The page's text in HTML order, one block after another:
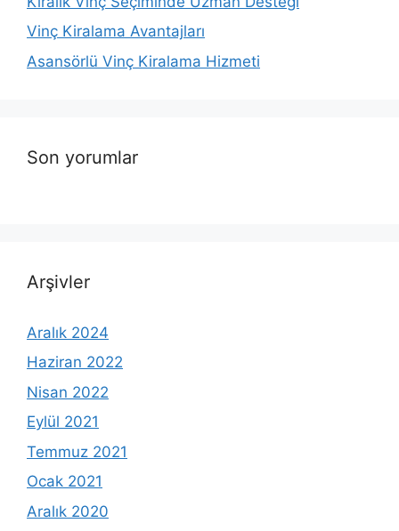
Vinç Kiralama Avantajları
Asansörlü Vinç Kiralama Hizmeti
Son yorumlar
Arşivler
Aralık 2024
Haziran 2022
Nisan 2022
Eylül 2021
Temmuz 2021
Ocak 2021
Aralık 2020